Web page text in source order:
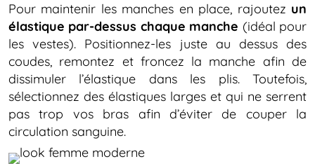
Pour maintenir les manches en place, rajoutez un
élastique par-dessus chaque manche (idéal pour
les vestes). Positionnez-les juste au dessus des
coudes, remontez et froncez la manche afin de
dissimuler l’élastique dans les plis. Toutefois,
sélectionnez des élastiques larges et qui ne serrent
pas trop vos bras afin d’éviter de couper la
circulation sanguine.